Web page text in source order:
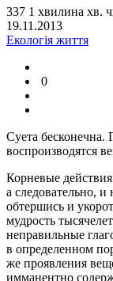
337 1 хвилина хв.
19.11.2013
Екологія життя
0
Суета бесконечна.
воспроизводятся
Корневые
а следовательно,
обтершись и
мудрость
неправильные
в определенном
же проявления
имманентно